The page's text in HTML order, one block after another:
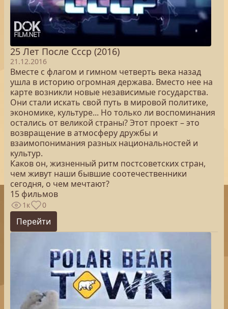
25 Лет После Cccр (2016)
21.12.2016
Вместе с флагом и гимном четверть века назад
ушла в историю огромная держава. Вместо нее на
карте возникли новые независимые государства.
Они стали искать свой путь в мировой политике,
экономике, культуре... Но только ли воспоминания
остались от великой страны? Этот проект – это
возвращение в атмосферу дружбы и
взаимопонимания разных национальностей и
культур.
Каков он, жизненный ритм постсоветских стран,
чем живут наши бывшие соотечественники
сегодня, о чем мечтают?
15 фильмов
1к 0
Перейти